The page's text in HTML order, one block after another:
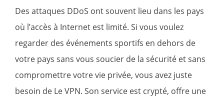
Des attaques DDoS ont souvent lieu dans les pays
où l’accès à Internet est limité. Si vous voulez
regarder des événements sportifs en dehors de
votre pays sans vous soucier de la sécurité et sans
compromettre votre vie privée, vous avez juste
besoin de Le VPN. Son service est crypté, offre une